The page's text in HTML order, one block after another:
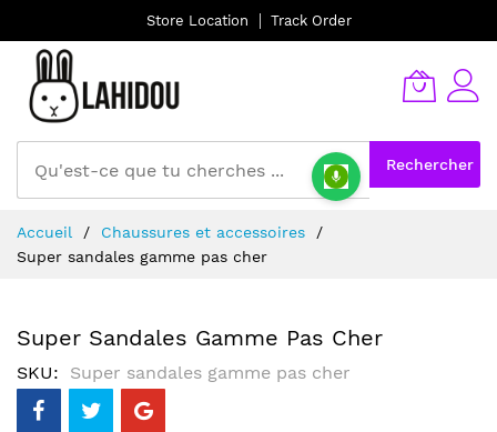
Store Location Track Order
Rechercher
au
contenu
Accueil
Chaussures et accessoires
Super sandales gamme pas cher
Super Sandales Gamme Pas Cher
SKU Super sandales gamme pas cher